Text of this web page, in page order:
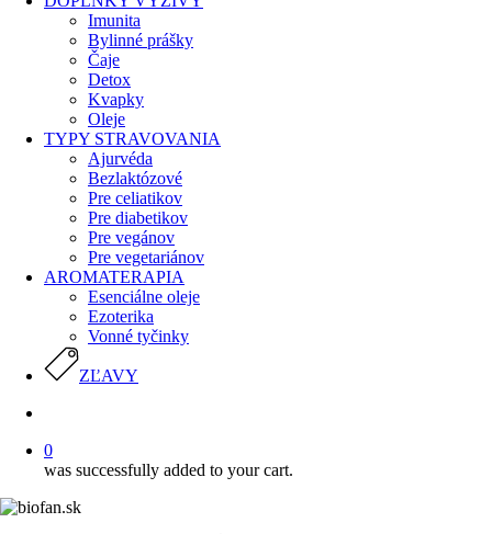
Imunita
Bylinné prášky
Čaje
Detox
Kvapky
Oleje
TYPY STRAVOVANIA
Ajurvéda
Bezlaktózové
Pre celiatikov
Pre diabetikov
Pre vegánov
Pre vegetariánov
AROMATERAPIA
Esenciálne oleje
Ezoterika
Vonné tyčinky
ZĽAVY
0
was successfully added to your cart.